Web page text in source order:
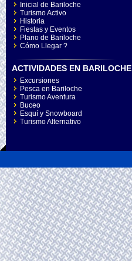
Inicial de Bariloche
Turismo Activo
Historia
Fiestas y Eventos
Plano de Bariloche
Cómo Llegar ?
ACTIVIDADES EN BARILOCHE
Excursiones
Pesca en Bariloche
Turismo Aventura
Buceo
Esquí y Snowboard
Turismo Alternativo